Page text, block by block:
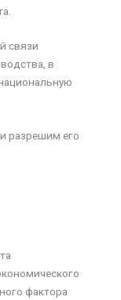
связи
в
разрешим его
фактора